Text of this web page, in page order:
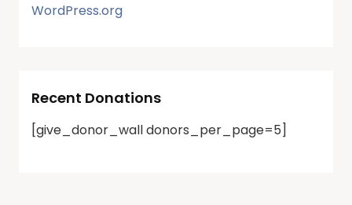
WordPress.org
Recent Donations
[give_donor_wall donors_per_page=5]